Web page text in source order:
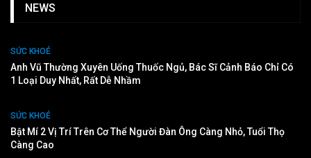
NEWS
SỨC KHOẺ
Anh Vũ Thường Xuyên Uống Thuốc Ngủ, Bác Sĩ Cảnh Báo Chỉ Có
1 Loại Duy Nhất, Rất Dễ Nhầm
SỨC KHOẺ
Bật Mí 2 Vị Trí Trên Cơ Thể Người Đàn Ông Càng Nhỏ, Tuổi Thọ
Càng Cao